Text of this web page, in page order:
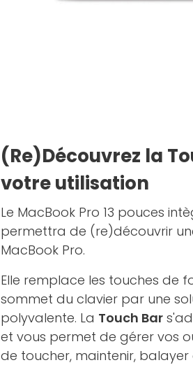
(Re)Découvrez la
votre utilisation
Le MacBook Pro 13 pouces
permettra de (re)découvrir
MacBook Pro.
Elle remplace les touches de
sommet du clavier par une
polyvalente. La Touch Bar
et vous permet de gérer vos
de toucher, maintenir,